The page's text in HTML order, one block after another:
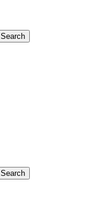
Search
Search